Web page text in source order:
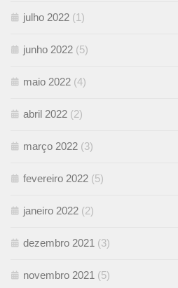
julho 2022 (1)
junho 2022 (5)
maio 2022 (4)
abril 2022 (2)
março 2022 (3)
fevereiro 2022 (5)
janeiro 2022 (2)
dezembro 2021 (3)
novembro 2021 (5)